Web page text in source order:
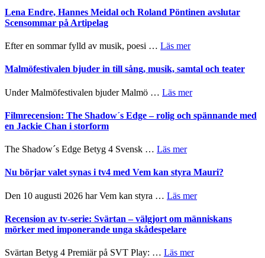
Delvis
vidsträckta
Trustorhärvan
mycket
Lena Endre, Hannes Meidal och Roland Pöntinen avslutar
Scensommar på Artipelag
Efter en sommar fylld av musik, poesi … Läs merom
Endre,
och
Pöntinen
Malmöfestivalen bjuder in till sång, musik, samtal och teater
Under Malmöfestivalen bjuder Malmö … Läs merom
bjuder
in
och
Filmrecension: The Shadow´s Edge – rolig och spännande med
en Jackie Chan i storform
The Shadow´s Edge Betyg 4 Svensk … Läs merom
The
Edge
rolig
med
Nu börjar valet synas i tv4 med Vem kan styra Mauri?
Den 10 augusti 2026 har Vem kan styra … Läs merom
börjar
Recension av tv-serie: Svärtan – välgjort om människans
mörker med imponerande unga skådespelare
Svärtan Betyg 4 Premiär på SVT Play: … Läs merom